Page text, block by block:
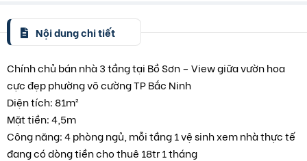
Nội dung chi tiết
Chính chủ bán nhà 3 tầng tại Bồ Sơn – View giữa vườn hoa
cực đẹp phường võ cường TP Bắc Ninh
Diện tích: 81m²
Mặt tiền: 4,5m
Công năng: 4 phòng ngủ, mỗi tầng 1 vệ sinh xem nhà thực tế
đang có dòng tiền cho thuê 18tr 1 tháng